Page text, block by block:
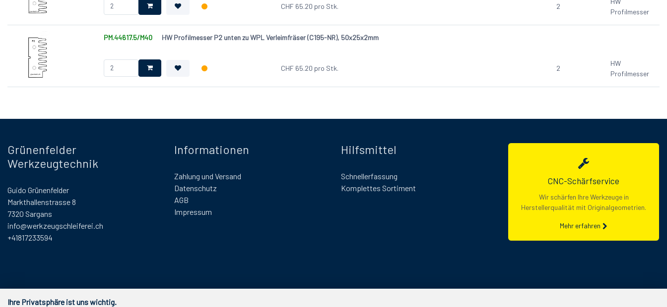
CHF 65.20 pro Stk. 2
Profilmesser
PM.44617.5/M40 HW Profilmesser P2 unten zu WPL Verleimfräser (C195-NR), 50x25x2mm
CHF 65.20 pro Stk. 2
HW
Profilmesser
Grünenfelder
Werkzeugtechnik
Guido Grünenfelder
Markthallenstrasse 8
7320 Sargans
info@werkzeugschleiferei.ch
+41817233594
Informationen
Zahlung und Versand
Datenschutz
AGB
Impressum
Hilfsmittel
Schnellerfassung
Komplettes Sortiment
CNC-Schärfservice
Wir schärfen Ihre Werkzeuge in
Herstellerqualität mit Originalgeometrien.
Mehr erfahren
Ihre Privatsphäre ist uns wichtig.